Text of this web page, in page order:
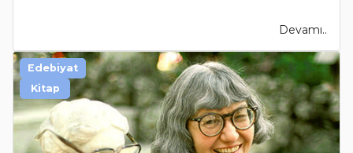
Devamı..
Edebiyat
Kitap